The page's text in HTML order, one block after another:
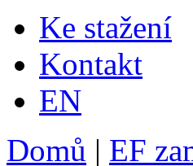
Ke stažení
Kontakt
EN
Domů | EF